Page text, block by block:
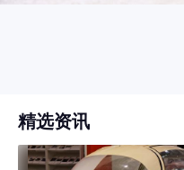
精选资讯